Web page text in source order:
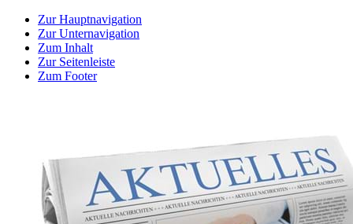
Zur Hauptnavigation
Zur Unternavigation
Zum Inhalt
Zur Seitenleiste
Zum Footer